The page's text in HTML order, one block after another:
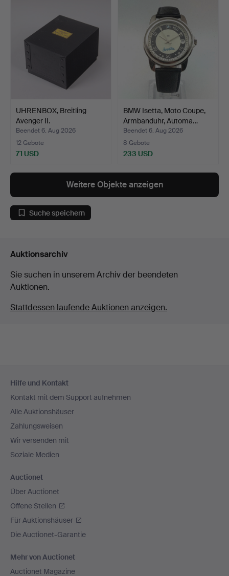
UHRENBOX, Breitling
Avenger II.
Beendet 6. Aug 2026
12 Gebote
71 USD
BMW Isetta, Moto Coupe,
Armbanduhr, Automa…
Beendet 6. Aug 2026
8 Gebote
233 USD
Weitere Objekte anzeigen
Suche speichern
Auktionsarchiv
Sie suchen in unserem Archiv der beendeten
Auktionen.
Stattdessen laufende Auktionen anzeigen.
Navigation
Hilfe und Kontakt
Kontakt mit dem Support aufnehmen
Alle Auktionshäuser
Zahlungsweisen
Wir versenden mit
Soziale Medien
Auctionet
Über Auctionet
Offene Stellen
Für Auktionshäuser
Die Auctionet-Garantie
Mehr von Auctionet
Auctionet Magazine